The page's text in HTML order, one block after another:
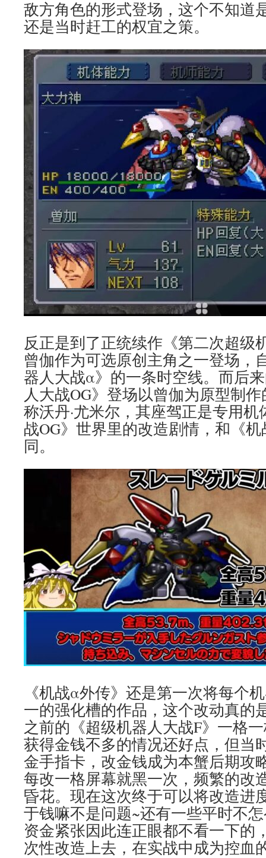
敌方角色的形式登场，这个不知道
还是当时赶工的权宜之策。
反正是到了正统续作《第二次超级
曾伽作为可选原创主角之一登场，
器人大战α》的一条时空线。而后
人大战OG》登场以曾伽为原型制
称沃丹·尤米尔，其座驾正是专用
战OG》世界里的改造剧情，和《
同。
《机战α外传》还是第一次将每个
一的强化槽的作品，这个改动真的
之前的《超级机器人大战F》一格
获得金钱不多的情况还好点，但当
金手指卡，改金钱成为本蟹后期攻
每改一格屏幕就黑一次，频繁的改
昏花。现在这次终于可以将改造进
于钱嘛不是问题~还有一些平时不
资金紧张因此连正眼都不看一下的
次性改造上去，在实战中成为控血